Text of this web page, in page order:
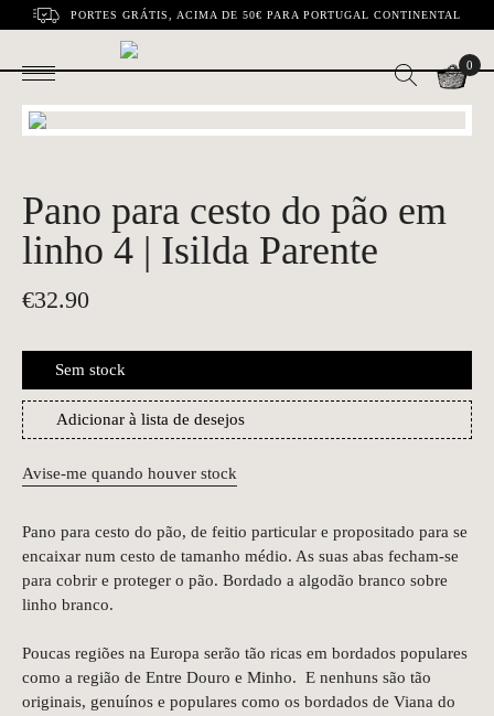
PORTES GRÁTIS, ACIMA DE 50€ PARA PORTUGAL CONTINENTAL
0
Pano para cesto do pão em
linho 4 | Isilda Parente
€32.90
Sem stock
Adicionar à lista de desejos
Avise-me quando houver stock
Pano para cesto do pão, de feitio particular e propositado para se
encaixar num cesto de tamanho médio. As suas abas fecham-se
para cobrir e proteger o pão. Bordado a algodão branco sobre
linho branco.
Poucas regiões na Europa serão tão ricas em bordados populares
como a região de Entre Douro e Minho. E nenhuns são tão
originais, genuínos e populares como os bordados de Viana do